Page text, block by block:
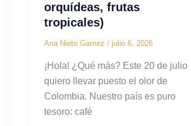
orquídeas, frutas
tropicales)
Ana Nieto Gamez / julio 6, 2026
¡Hola! ¿Qué más? Este 20 de julio
quiero llevar puesto el olor de
Colombia. Nuestro país es puro
tesoro: café